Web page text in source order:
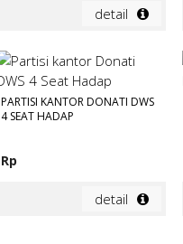
detail
PARTISI KANTOR DONATI DWS
4 SEAT HADAP
Rp
detail